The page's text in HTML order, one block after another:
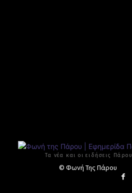
Τα νέα και οι ειδήσεις
© Φωνή Της Πάρου